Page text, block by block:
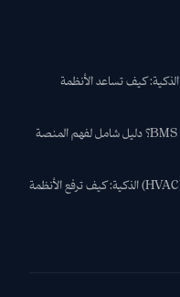
الذكية: كيف تساعد الأنظمة
ما هي برمجيات نظام إدارة المباني BMS؟ دليل شامل لفهم المنصة
أنظمة التحكم بالتكييف والتهوية (HVAC) الذكية: كيف ترفع الأنظمة